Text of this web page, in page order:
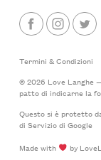
Termini & Condizioni
© 2026 Love Langhe
patto di indicarne la
Questo si è protetto
di Serviziodi Google
Made with
by